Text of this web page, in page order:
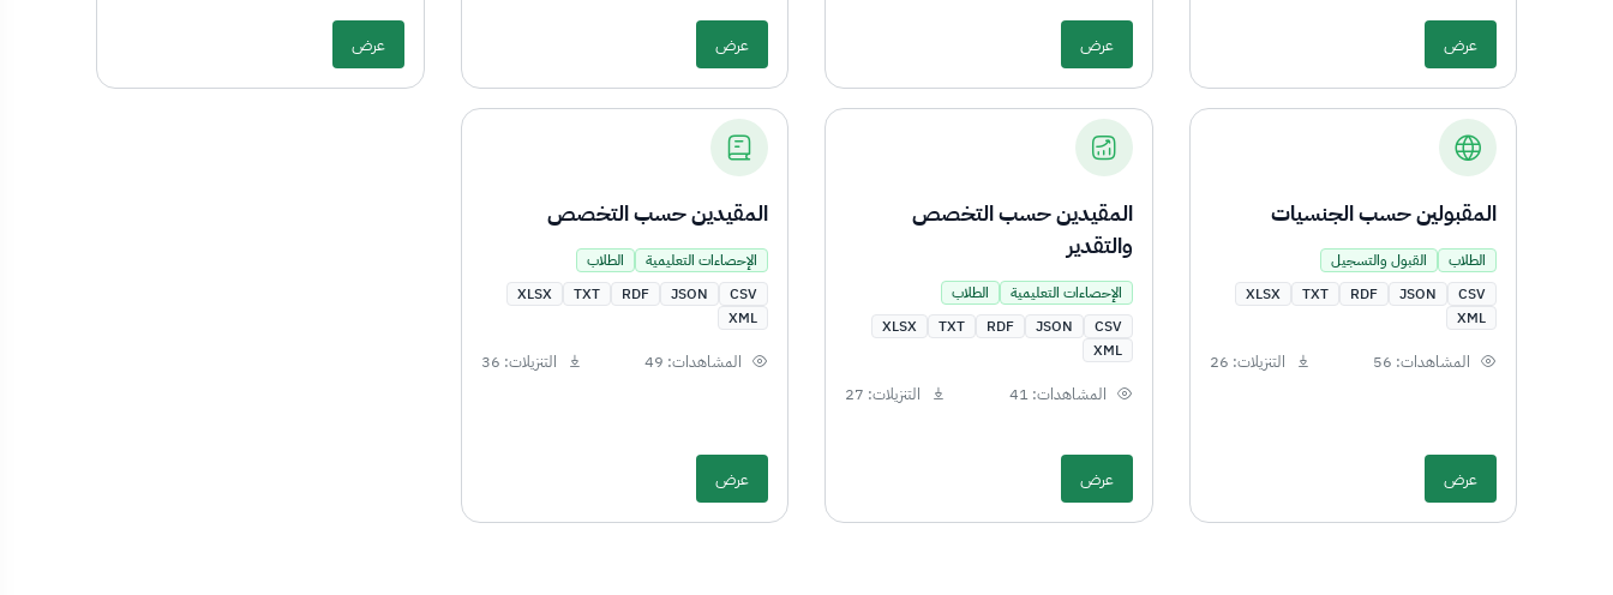
عرض عرض عرض عرض
المقبولين حسب الجنسيات
الطلاب
القبول والتسجيل
CSV
JSON
RDF
TXT
XLSX
XML
المشاهدات: 56 التنزيلات: 26
عرض
المقيدين حسب التخصص
والتقدير
الإحصاءات التعليمية
الطلاب
CSV
JSON
RDF
TXT
XLSX
XML
المشاهدات: 41 التنزيلات: 27
عرض
المقيدين حسب التخصص
الإحصاءات التعليمية
الطلاب
CSV
JSON
RDF
TXT
XLSX
XML
المشاهدات: 49 التنزيلات: 36
عرض